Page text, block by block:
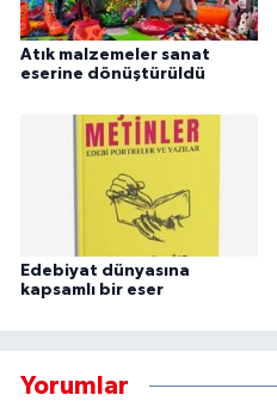
Atık malzemeler sanat
eserine dönüştürüldü
Edebiyat dünyasına
kapsamlı bir eser
Yorumlar